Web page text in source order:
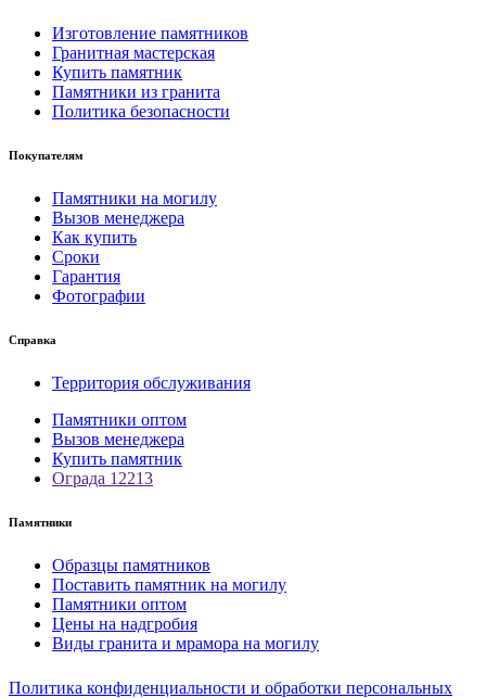
Изготовление памятников
Гранитная мастерская
Купить памятник
Памятники из гранита
Политика безопасности
Покупателям
Памятники на могилу
Вызов менеджера
Как купить
Сроки
Гарантия
Фотографии
Справка
Территория обслуживания
Памятники оптом
Вызов менеджера
Купить памятник
Ограда 12213
Памятники
Образцы памятников
Поставить памятник на могилу
Памятники оптом
Цены на надгробия
Виды гранита и мрамора на могилу
Политика конфиденциальности и обработки персональных